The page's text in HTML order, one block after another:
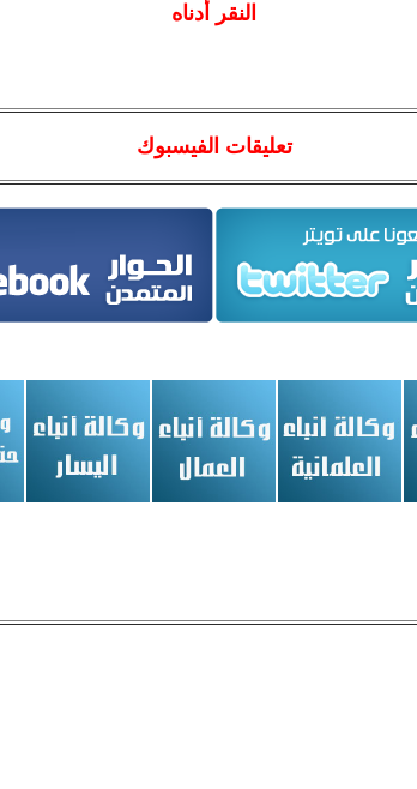
النقر أدناه
تعليقات الفيسبوك